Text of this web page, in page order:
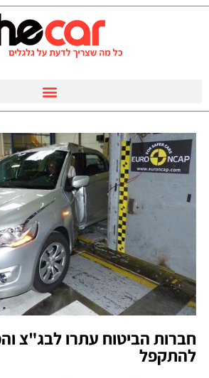
חברות הביטוח עתרו לבג"צ
להתקפל